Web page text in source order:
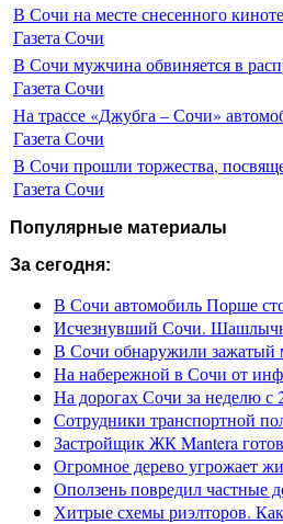
В Сочи на месте снесенного
Газета Сочи
В Сочи мужчина обвиняется в
Газета Сочи
На трассе «Джубга – Сочи»
Газета Сочи
В Сочи прошли торжества,
Газета Сочи
Популярные материалы
За сегодня:
В Сочи автомобиль Порше
Исчезнувший Сочи.
В Сочи обнаружили
На набережной в Сочи от
На дорогах Сочи за неделю с
Сотрудники транспортной
Застройщик ЖК Mantera
Огромное дерево угрожает
Оползень повредил частные
Хитрые схемы риэлторов.